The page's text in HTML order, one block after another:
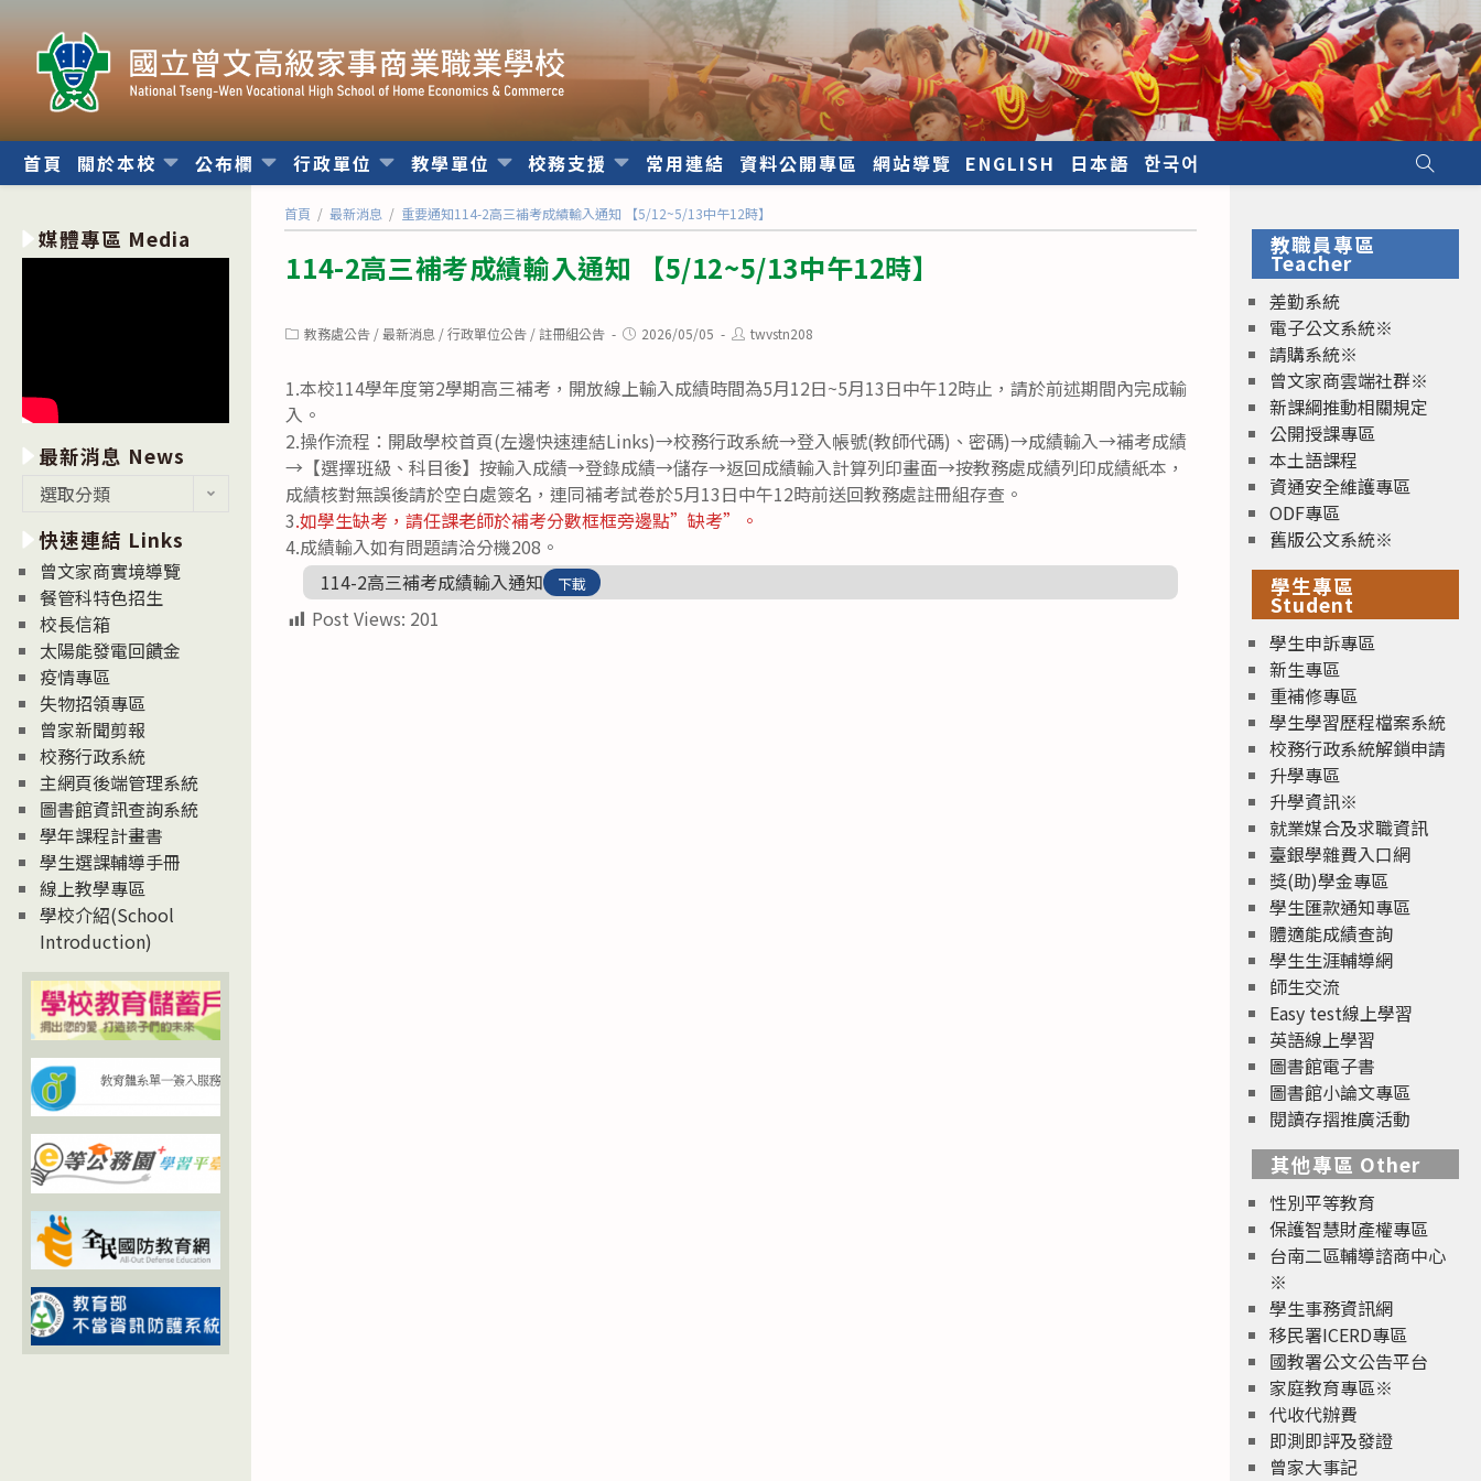
內
首頁 關於本校 公布欄 行政單位 教學單位 校務支援 常用連結 資料公開專區 網站導覽 ENGLISH 日本語 한국어
首頁 / 最新消息 / 重要通知114-2高三補考成績輸入通知 【5/12~5/13中午12時】
114-2高三補考成績輸入通知 【5/12~5/13中午12時】
Post教務處公告 / 最新消息 / 行政單位公告 / 註冊組公告
Post2026/05/05
Posttwvstn208
1.本校114學年度第2學期高三補考，開放線上輸入成績時間為5月12日~5月13日中午12時止，請於前述期間內完成輸
入。
2.操作流程：開啟學校首頁(左邊快速連結Links)→校務行政系統→登入帳號(教師代碼)、密碼)→成績輸入→補考成績
→【選擇班級、科目後】按輸入成績→登錄成績→儲存→返回成績輸入計算列印畫面→按教務處成績列印成績紙本，
成績核對無誤後請於空白處簽名，連同補考試卷於5月13日中午12時前送回教務處註冊組存查。
3.如學生缺考，請任課老師於補考分數框框旁邊點”缺考”。
4.成績輸入如有問題請洽分機208。
114-2高三補考成績輸入通知
下載
Post Views: 201
媒體專區 Media
最新消息 News
消
息
News
選取分類
快速連結 Links
曾文家商實境導覽
餐管科特色招生
校長信箱
太陽能發電回饋金
疫情專區
失物招領專區
曾家新聞剪報
校務行政系統
主網頁後端管理系統
圖書館資訊查詢系統
學年課程計畫書
學生選課輔導手冊
線上教學專區
學校介紹(School
Introduction)
教職員專區
Teacher
差勤系統
電子公文系統※
請購系統※
曾文家商雲端社群※
新課綱推動相關規定
公開授課專區
本土語課程
資通安全維護專區
ODF專區
舊版公文系統※
學生專區
Student
學生申訴專區
新生專區
重補修專區
學生學習歷程檔案系統
校務行政系統解鎖申請
升學專區
升學資訊※
就業媒合及求職資訊
臺銀學雜費入口網
獎(助)學金專區
學生匯款通知專區
體適能成績查詢
學生生涯輔導網
師生交流
Easy test線上學習
英語線上學習
圖書館電子書
圖書館小論文專區
閱讀存摺推廣活動
其他專區 Other
性別平等教育
保護智慧財產權專區
台南二區輔導諮商中心
※
學生事務資訊網
移民署ICERD專區
國教署公文公告平台
家庭教育專區※
代收代辦費
即測即評及發證
曾家大事記